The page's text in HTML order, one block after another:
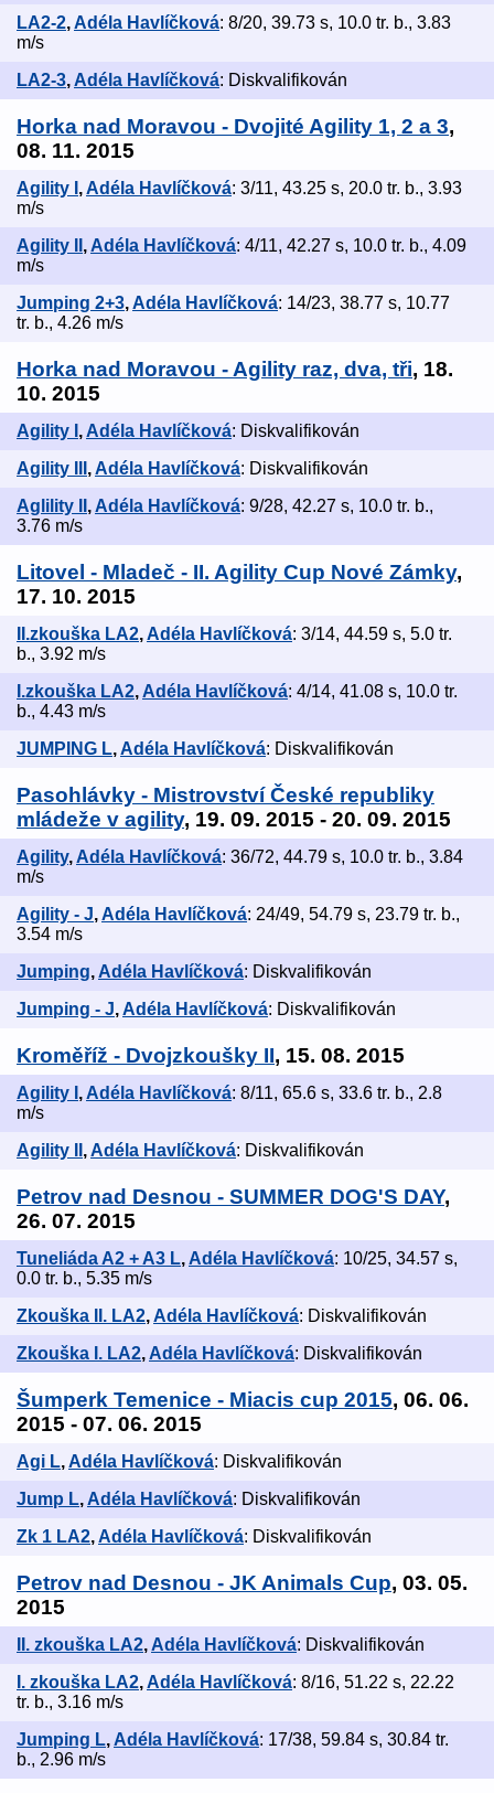
LA2-2,Adéla Havlíčková: 8/20, 39.73 s, 10.0 tr. b., 3.83
m/s
LA2-3, Adéla Havlíčková: Diskvalifikován
Horka nad Moravou - Dvojité Agility 1, 2 a 3,
08. 11. 2015
Agility I ,Adéla Havlíčková: 3/11, 43.25 s, 20.0 tr. b., 3.93
m/s
Agility II , Adéla Havlíčková: 4/11, 42.27 s, 10.0 tr. b., 4.09
m/s
Jumping 2+3,Adéla Havlíčková: 14/23, 38.77 s, 10.77
tr. b., 4.26 m/s
Horka nad Moravou - Agility raz, dva, tři, 18.
10. 2015
Agility I , Adéla Havlíčková: Diskvalifikován
Agility III ,Adéla Havlíčková: Diskvalifikován
Aglility II , Adéla Havlíčková: 9/28, 42.27 s, 10.0 tr. b.,
3.76 m/s
Litovel - Mladeč - II. Agility Cup Nové Zámky,
17. 10. 2015
II.zkouška LA2,Adéla Havlíčková: 3/14, 44.59 s, 5.0 tr.
b., 3.92 m/s
I.zkouška LA2, Adéla Havlíčková: 4/14, 41.08 s, 10.0 tr.
b., 4.43 m/s
JUMPING L,Adéla Havlíčková: Diskvalifikován
Pasohlávky - Mistrovství České republiky
mládeže v agility, 19. 09. 2015 - 20. 09. 2015
Agility, Adéla Havlíčková: 36/72, 44.79 s, 10.0 tr. b., 3.84
m/s
Agility - J,Adéla Havlíčková: 24/49, 54.79 s, 23.79 tr. b.,
3.54 m/s
Jumping, Adéla Havlíčková: Diskvalifikován
Jumping - J,Adéla Havlíčková: Diskvalifikován
Kroměříž - Dvojzkoušky II, 15. 08. 2015
Agility I , Adéla Havlíčková: 8/11, 65.6 s, 33.6 tr. b., 2.8
m/s
Agility II ,Adéla Havlíčková: Diskvalifikován
Petrov nad Desnou - SUMMER DOG'S DAY,
26. 07. 2015
Tuneliáda A2 + A3 L, Adéla Havlíčková: 10/25, 34.57 s,
0.0 tr. b., 5.35 m/s
Zkouška II. LA2,Adéla Havlíčková: Diskvalifikován
Zkouška I. LA2, Adéla Havlíčková: Diskvalifikován
Šumperk Temenice - Miacis cup 2015, 06. 06.
2015 - 07. 06. 2015
Agi L,Adéla Havlíčková: Diskvalifikován
Jump L, Adéla Havlíčková: Diskvalifikován
Zk 1 LA2,Adéla Havlíčková: Diskvalifikován
Petrov nad Desnou - JK Animals Cup, 03. 05.
2015
II. zkouška LA2, Adéla Havlíčková: Diskvalifikován
I. zkouška LA2,Adéla Havlíčková: 8/16, 51.22 s, 22.22
tr. b., 3.16 m/s
Jumping L, Adéla Havlíčková: 17/38, 59.84 s, 30.84 tr.
b., 2.96 m/s